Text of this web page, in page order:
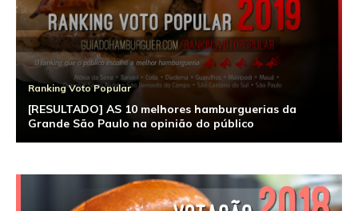
Ranking Voto Popular
[RESULTADO] AS 10 melhores hamburguerias da
Grande São Paulo na opinião do público